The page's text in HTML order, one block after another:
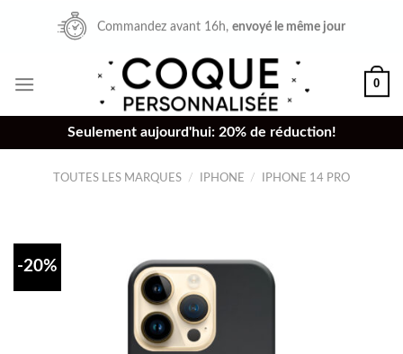
Commandez avant 16h,envoyé le même jour
0
Seulement aujourd'hui: 20% de réduction!
TOUTES LES MARQUES / IPHONE / IPHONE 14 PRO
-20%